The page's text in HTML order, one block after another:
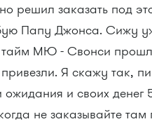
решил заказать под
Папу Джонса. Сижу
тайм МЮ - Свонси
Я скажу так,
ожидания и своих денег
не заказывайте там